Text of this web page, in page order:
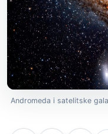
Andromeda i satelitske